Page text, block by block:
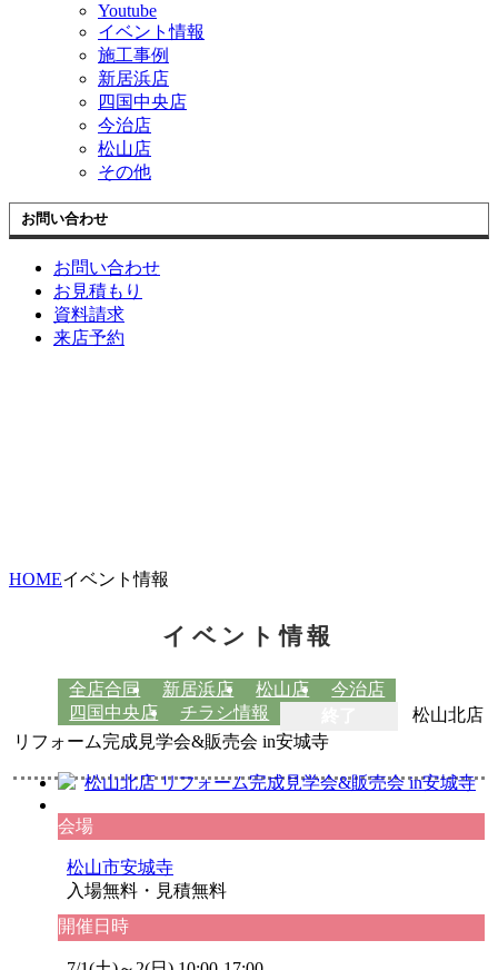
Youtube
イベント情報
施工事例
新居浜店
四国中央店
今治店
松山店
その他
お問い合わせ
お問い合わせ
お見積もり
資料請求
来店予約
HOMEイベント情報
イベント情報
全店合同 新居浜店 松山店
今治店
四国中央店
チラシ情報
松山北店
リフォーム完成見学会&販売会 in安城寺
会場
松山市安城寺
入場無料・見積無料
開催日時